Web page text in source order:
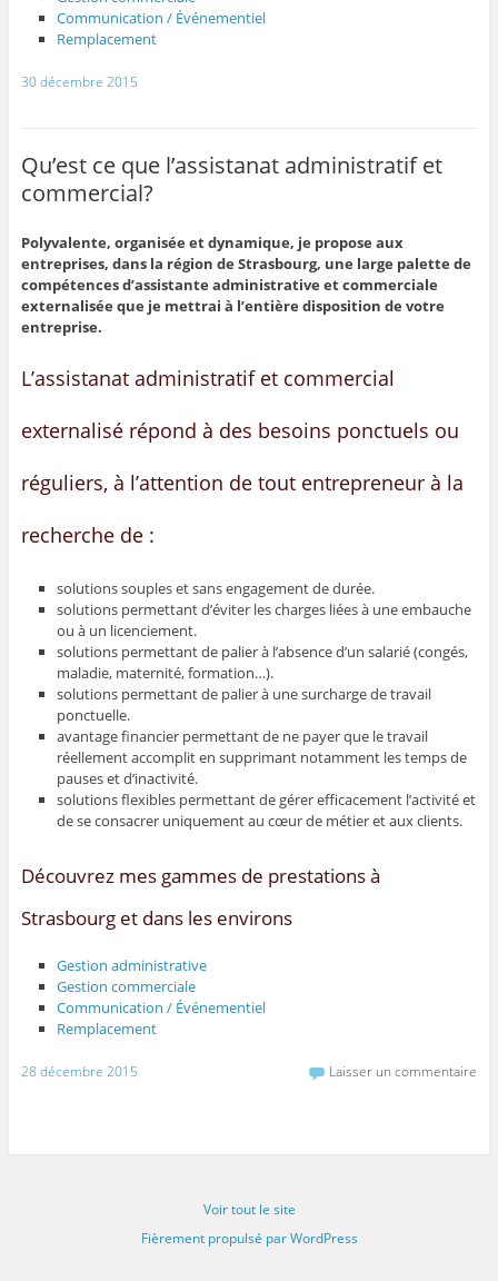
Communication / Événementiel
Remplacement
30 décembre 2015
Qu’est ce que l’assistanat administratif et
commercial?
Polyvalente, organisée et dynamique, je propose aux
entreprises, dans la région de Strasbourg, une large palette de
compétences d’assistante administrative et commerciale
externalisée que je mettrai à l’entière disposition de votre
entreprise.
L’assistanat administratif et commercial
externalisé répond à des besoins ponctuels ou
réguliers, à l’attention de tout entrepreneur à la
recherche de :
solutions souples et sans engagement de durée.
solutions permettant d’éviter les charges liées à une embauche
ou à un licenciement.
solutions permettant de palier à l’absence d’un salarié (congés,
maladie, maternité, formation…).
solutions permettant de palier à une surcharge de travail
ponctuelle.
avantage financier permettant de ne payer que le travail
réellement accomplit en supprimant notamment les temps de
pauses et d’inactivité.
solutions flexibles permettant de gérer efficacement l’activité et
de se consacrer uniquement au cœur de métier et aux clients.
Découvrez mes gammes de prestations à
Strasbourg et dans les environs
Gestion administrative
Gestion commerciale
Communication / Événementiel
Remplacement
28 décembre 2015 Laisser un commentaire
Voir tout le site
Fièrement propulsé par WordPress